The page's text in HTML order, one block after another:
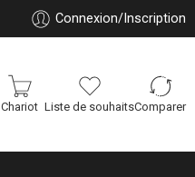
Connexion/Inscription
Chariot Liste de souhaitsComparer